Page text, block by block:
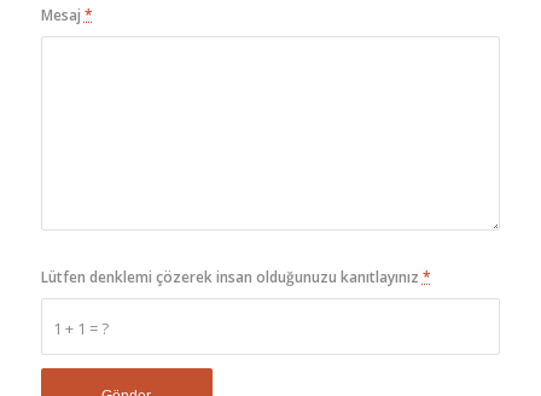
Mesaj *
1 + 1 = ?
Lütfen denklemi çözerek insan olduğunuzu kanıtlayınız *